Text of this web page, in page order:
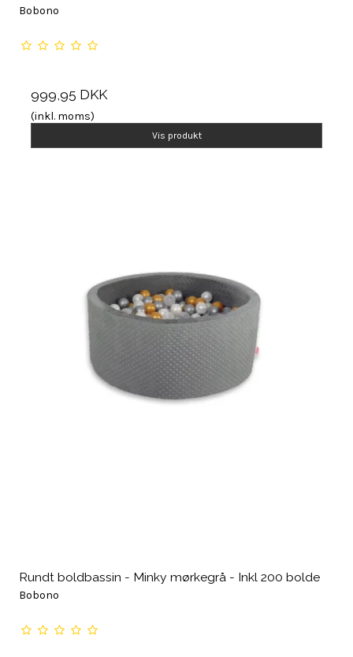
Bobono
999,95 DKK
(inkl. moms)
Vis produkt
Rundt boldbassin - Minky mørkegrå - Inkl 200 bolde
Bobono